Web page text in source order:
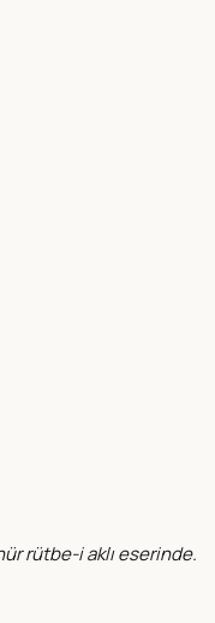
rütbe-i aklı eserinde.